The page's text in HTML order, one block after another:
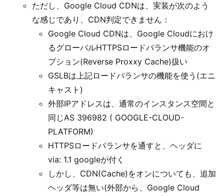
ただし、Google Cloud CDNは、実装が次のよう
な感じであり、CDN判定できません：
Google Cloud CDNは、Google Cloudにおけ
るグローバルHTTPSロードバランサ機能のオ
プション(Reverse Proxxy Cache)扱い
GSLBは上記ロードバランサの機能を使う(エニ
キャスト)
外部IPアドレスは、通常のインスタンス空間と
同じAS 396982 ( GOOGLE-CLOUD-
PLATFORM)
HTTPSロードバランサを通すと、ヘッダに
via: 1.1 googleが付く
しかし、CDN(Cache)をオンについても、追加
ヘッダ等は無い(外部から、Google Cloud